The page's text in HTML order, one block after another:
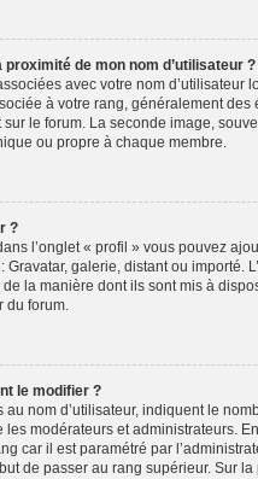
de mon nom d’utilisateur ?
avec votre nom d’utilisateur
à votre rang, généralement
le forum. La seconde image,
ou propre à chaque membre.
?
l’onglet « profil » vous pouvez
Gravatar, galerie, distant ou importé.
la manière dont ils sont mis à
du forum.
le modifier ?
nom d’utilisateur, indiquent le
modérateurs et administrateurs.
car il est paramétré par
de passer au rang supérieur. Sur